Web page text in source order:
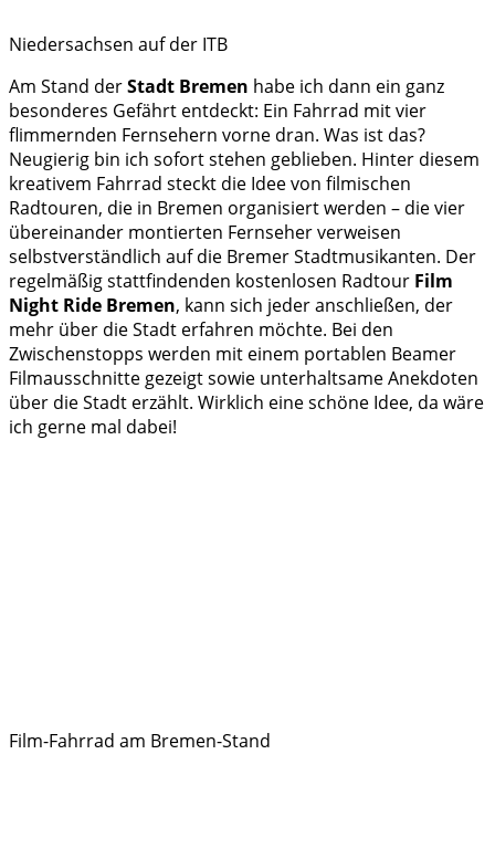
Niedersachsen auf der ITB
Am Stand derStadt Bremen habe ich dann ein ganz
besonderes Gefährt entdeckt: Ein Fahrrad mit vier
flimmernden Fernsehern vorne dran. Was ist das?
Neugierig bin ich sofort stehen geblieben. Hinter diesem
kreativem Fahrrad steckt die Idee von filmischen
Radtouren, die in Bremen organisiert werden – die vier
übereinander montierten Fernseher verweisen
selbstverständlich auf die Bremer Stadtmusikanten. Der
regelmäßig stattfindenden kostenlosen Radtour Film
Night Ride Bremen, kann sich jeder anschließen, der
mehr über die Stadt erfahren möchte. Bei den
Zwischenstopps werden mit einem portablen Beamer
Filmausschnitte gezeigt sowie unterhaltsame Anekdoten
über die Stadt erzählt. Wirklich eine schöne Idee, da wäre
ich gerne mal dabei!
Film-Fahrrad am Bremen-Stand